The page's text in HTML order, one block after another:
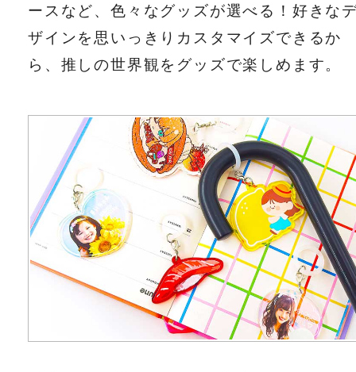
ースなど、色々なグッズが選べる！好きな
ザインを思いっきりカスタマイズできるか
ら、推しの世界観をグッズで楽しめます。